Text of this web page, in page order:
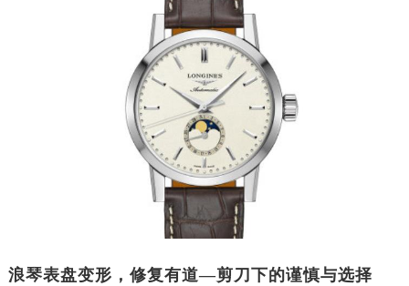
浪琴表盘变形，修复有道—剪刀下的谨慎与选择